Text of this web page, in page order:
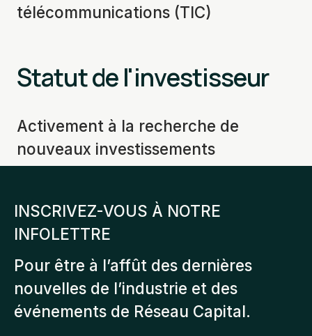
télécommunications (TIC)
Statut de l'investisseur
Activement à la recherche de
nouveaux investissements
INSCRIVEZ-VOUS À NOTRE
INFOLETTRE
Pour être à l’affût des dernières
nouvelles de l’industrie et des
événements de Réseau Capital.